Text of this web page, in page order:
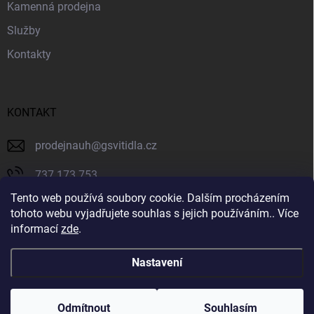
Tento web používá soubory cookie. Dalším procházením
tohoto webu vyjadřujete souhlas s jejich používáním.. Více
informací zde.
Nastavení
Odmítnout Souhlasím
Kamenná prodejna
Služby
Kontakty
KONTAKT
prodejnauh@gsvitidla.cz
737 173 753
603 314 079
Svítidla GIOVANNY
Copyright 2026 Svítidla GIOVANNY . Všechna práva vyhrazena.